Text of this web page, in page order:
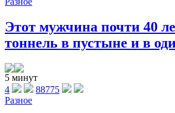
Этот мужчина почти 40
тоннель в пустыне и в
5 минут
4
88775
Разное